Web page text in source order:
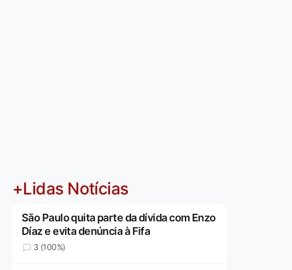
+Lidas Notícias
São Paulo quita parte da dívida com Enzo
Díaz e evita denúncia à Fifa
3 (100%)